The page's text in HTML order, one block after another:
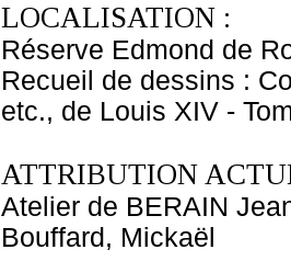
LOCALISATION :
Réserve Edmond de
Recueil de dessins :
etc., de Louis XIV -
ATTRIBUTION
Atelier de BERAIN
Bouffard, Mickaël